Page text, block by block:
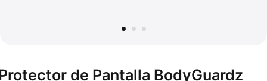
de Pantalla BodyGuardz